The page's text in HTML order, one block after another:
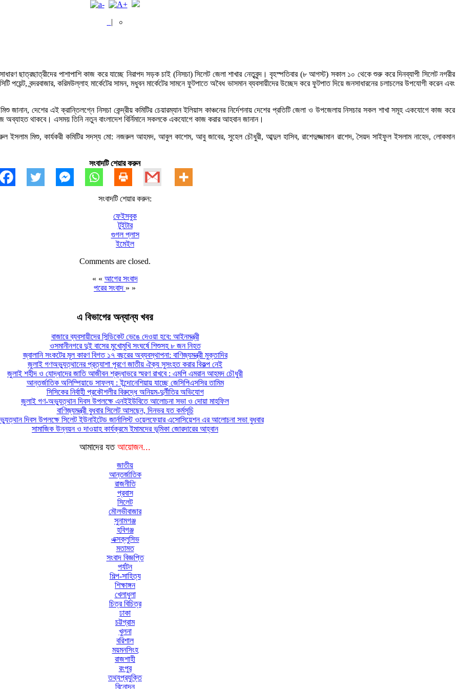
| ০
ছাত্রছাত্রীদের পাশাপাশি কাজ করে যাচ্ছে নিরাপদ সড়ক চাই (নিসচা) সিলেট জেলা শাখার নেতৃবৃন্দ। বৃহস্পতিবার (৮ আগস্ট) সকাল ১০ থেকে শুরু করে দিনব্যাপী সিলেট নগরীর
পয়েন্ট, বন্দরবাজার, করিমউল্লাহ মার্কেটের সামন, মধুবন মার্কেটের সামনে ফুটপাতে অবৈধ ভাসমান ব্যবসায়ীদের উচ্ছেদ করে ফুটপাত দিয়ে জনসাধারনের চলাচলের উপযোগী করেন এবং
জানান, দেশের এই ক্রান্তিলগ্নে নিসচা কেন্দ্রীয় কমিটির চেয়ারম্যান ইলিয়াস কাঞ্চনের নির্দেশনায় দেশের প্রতিটি জেলা ও উপজেলায় নিসচার সকল শাখা সমূহ একযোগে কাজ করে
অব্যাহত থাকবে। এসময় তিনি নতুন বাংলাদেশ বির্নিমানে সকলকে একযোগে কাজ করার আহবান জানান।
ইসলাম মিশু, কার্যকরী কমিটির সদস্য মো: নজরুল আহমদ, আবুল কাশেম, আবু জাবের, সুহেল চৌধুরী, আব্দুল হাসিব, রাশেদুজ্জামান রাশেদ, সৈয়দ সাইফুল ইসলাম নাহেদ, লোকমান
সংবাদটি শেয়ার করুন
সংবাদটি শেয়ার করুন:
ফেইসবুক
টুইটার
গুগল প্লাস
ইমেইল
Comments are closed.
« « আগের সংবাদ
পরের সংবাদ » »
এ বিভাগের অন্যান্য খবর
বাজারে ব্যবসায়ীদের সিন্ডিকেট ভেঙে দেওয়া হবে: আইনমন্ত্রী
ওসমানীনগরে দুই বাসের মুখোমুখি সংঘর্ষে শিশুসহ ৮ জন নিহত
জ্বালানি সংকটের মূল কারণ বিগত ১৭ বছরের অব্যবস্থাপনা: বাণিজ্যমন্ত্রী মুক্তাদির
জুলাই গণঅভ্যুত্থানের প্রত্যাশা পূরণে জাতীয় ঐক্য সুসংহত করার বিকল্প নেই
জুলাই শহীদ ও যোদ্ধাদের জাতি আজীবন শ্রদ্ধাভরে স্মরণ রাখবে : এমপি এমরান আহমদ চৌধুরী
আন্তর্জাতিক অলিম্পিয়াডে সাফল্য : ইন্দোনেশিয়ায় যাচ্ছে জেসিপিএসসির তামিম
সিসিকের নির্বাহী প্রকৌশলীর বিরুদ্ধে অনিয়ম-দুর্নীতির অভিযোগ
জুলাই গণ-অভ্যুত্থান দিবস উপলক্ষে এনইইউবিতে আলোচনা সভা ও দোয়া মাহফিল
বাণিজ্যমন্ত্রী বুধবার সিলেট আসছেন, দিনভর যত কর্মসূচি
দিবস উপলক্ষে সিলেট ইউনাইটেড জার্নালিস্ট ওয়েলফেয়ার এসোসিয়েশন এর আলোচনা সভা বুধবার
সামাজিক উন্নয়ন ও দাওয়াহ কার্যক্রমে ইমামদের ভূমিকা জোরদারের আহ্বান
আমাদের যত আয়োজন...
জাতীয়
আন্তর্জাতিক
রাজনীতি
প্রবাস
সিলেট
মৌলভীবাজার
সুনামগঞ্জ
হবিগঞ্জ
এক্সক্লুসিভ
মতামত
সংবাদ বিজ্ঞপ্তি
পর্যটন
শিল্প-সাহিত্য
শিক্ষাঙ্গন
খেলাধুলা
চিত্র বিচিত্র
ঢাকা
চট্টগ্রাম
খুলনা
বরিশাল
ময়মনসিংহ
রাজশাহী
রংপুর
তথ্যপ্রযুক্তি
বিনোদন